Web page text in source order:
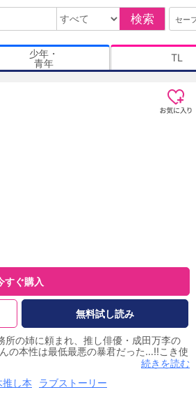
検索 セー
少年・
青年
TL
すぐ購入
無料試し読み
所の姉に頼まれ、推し俳優・成田万李の
の本性は最低最悪の暴君だった…!!こき使
に惹かれてゆき――…？（このコミックス
録しております）
続きを読む
し本
ラブストーリー